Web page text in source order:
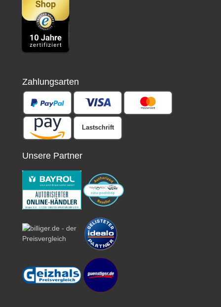
Zahlungsarten
Lastschrift
Unsere Partner